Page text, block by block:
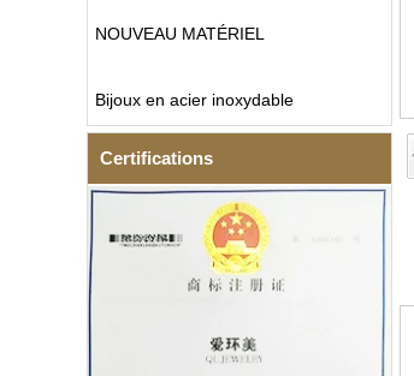
NOUVEAU MATÉRIEL
Bijoux en acier inoxydable
Certifications